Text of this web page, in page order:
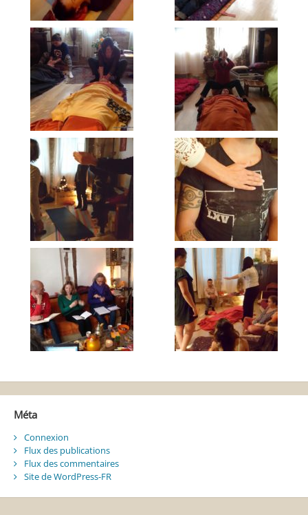
Méta
Connexion
Flux des publications
Flux des commentaires
Site de WordPress-FR